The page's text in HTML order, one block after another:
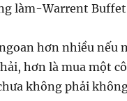
làm-Warrent
hơn nhiều nếu
hơn là mua một
không phải